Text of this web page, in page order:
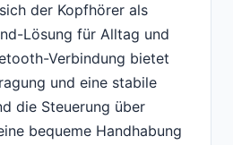
der Kopfhörer als
Lösung für Alltag und
Verbindung bietet
und eine stabile
die Steuerung über
bequeme Handhabung